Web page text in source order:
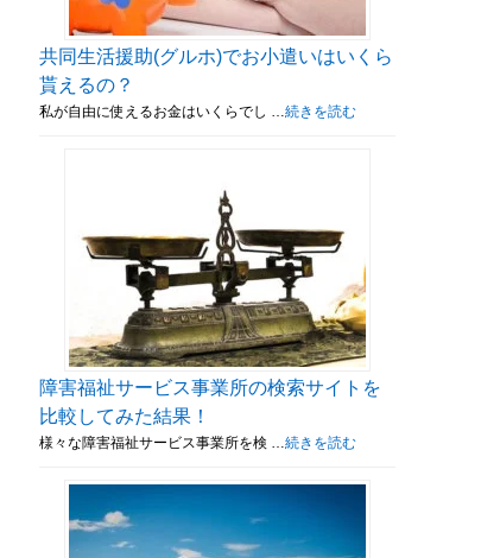
共同生活援助(グルホ)でお小遣いはいくら
貰えるの？
私が自由に使えるお金はいくらでし … 続きを読む
障害福祉サービス事業所の検索サイトを
比較してみた結果！
様々な障害福祉サービス事業所を検 … 続きを読む